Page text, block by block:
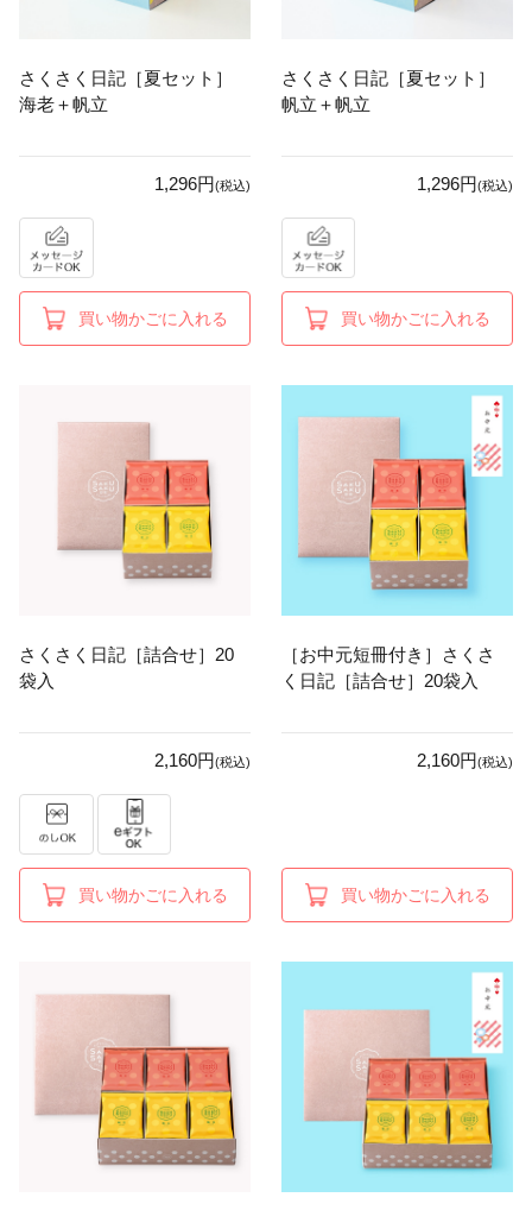
さくさく日記［夏セット］
海老＋帆立
1,296円(税込)
買い物かごに入れる
さくさく日記［夏セット］
帆立＋帆立
1,296円(税込)
買い物かごに入れる
さくさく日記［詰合せ］20
袋入
2,160円(税込)
買い物かごに入れる
［お中元短冊付き］さくさ
く日記［詰合せ］20袋入
2,160円(税込)
買い物かごに入れる